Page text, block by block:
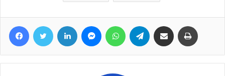
FacebookTwitter LinkedIn MessengerWhatsAppTelegram E-Posta ile paylaş